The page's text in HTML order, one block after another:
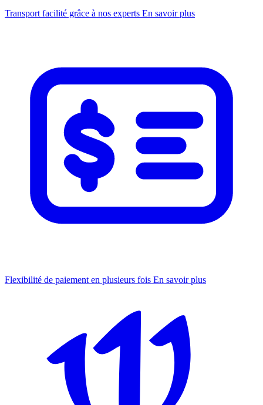
Transport facilité grâce à nos experts En savoir plus
Flexibilité de paiement en plusieurs fois En savoir plus